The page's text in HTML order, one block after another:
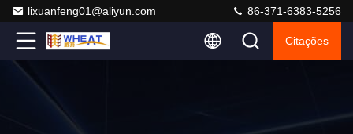
lixuanfeng01@aliyun.com 86-371-6383-5256
Citações